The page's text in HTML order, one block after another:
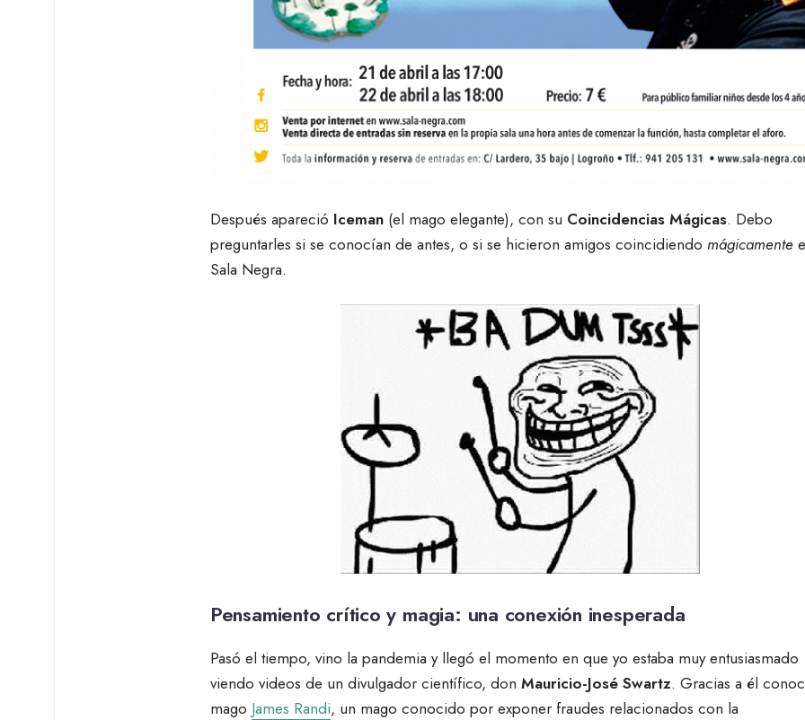
Después apareció Iceman(el mago elegante), con su Coincidencias Mágicas. Debo
preguntarles si se conocían de antes, o si se hicieron amigos coincidiendo mágicamente
Sala Negra.
Pensamiento crítico y magia: una conexión inesperada
Pasó el tiempo, vino la pandemia y llegó el momento en que yo estaba muy entusiasmado
viendo videos de un divulgador científico, don Mauricio-José Swartz. Gracias a él
mago James Randi, un mago conocido por exponer fraudes relacionados con la